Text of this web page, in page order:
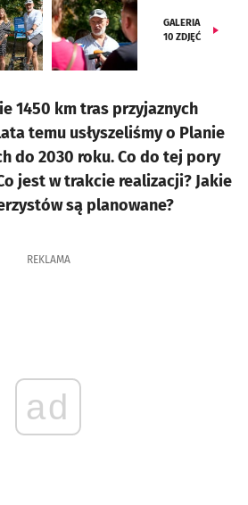
GALERIA
10 ZDJĘĆ
1450 km tras przyjaznych
temu usłyszeliśmy o Planie
do 2030 roku. Co do tej pory
jest w trakcie realizacji? Jakie
są planowane?
REKLAMA
ad